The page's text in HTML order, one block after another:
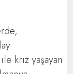
kriz yaşayan